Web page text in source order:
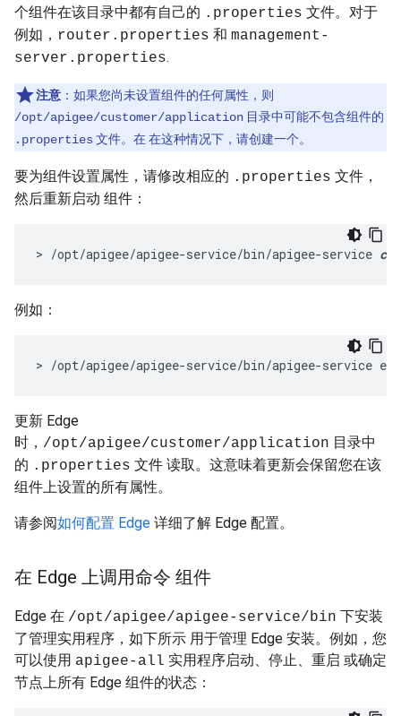
个组件在该目录中都有自己的 .properties 文件。对于
例如， router.properties 和 management-
server.properties.
注意 ：如果您尚未设置组件的任何属性，则
/opt/apigee/customer/application 目录中可能不包含组件的
.properties文件。在 在这种情况下，请创建一个。
要为组件设置属性，请修改相应的 .properties 文件，
然后重新启动 组件：
> /opt/apigee/apigee-service/bin/apigee-service
例如：
> /opt/apigee/apigee-service/bin/apigee-service
更新 Edge
时， /opt/apigee/customer/application 目录中
的 .properties 文件 读取。这意味着更新会保留您在该
组件上设置的所有属性。
请参阅如何配置 Edge 详细了解 Edge 配置。
在 Edge 上调用命令 组件
Edge 在 /opt/apigee/apigee-service/bin 下安装
了管理实用程序，如下所示 用于管理 Edge 安装。例如，您
可以使用 apigee-all 实用程序启动、停止、重启 或确定
节点上所有 Edge 组件的状态：